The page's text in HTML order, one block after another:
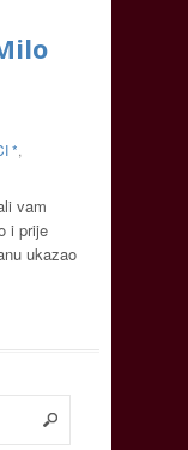
*,
vam
i prije
ukazao